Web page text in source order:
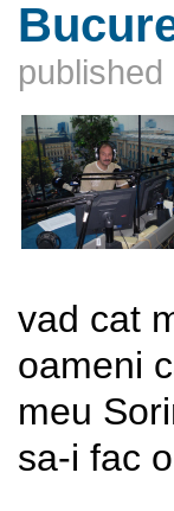
published
vad cat
oameni
meu
sa-i fac